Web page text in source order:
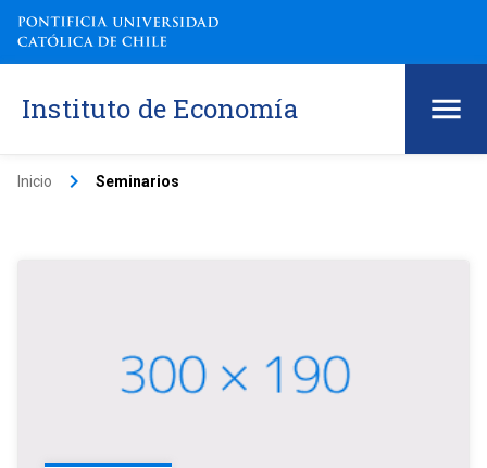
Instituto de Economía
Inicio keyboard_arrow_right Seminarios